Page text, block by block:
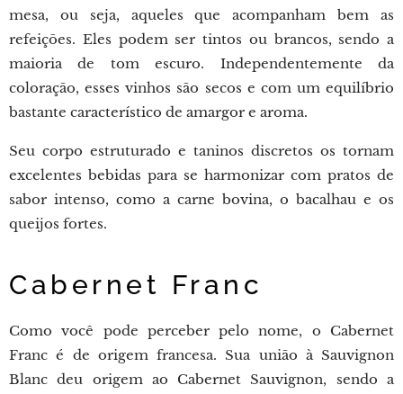
mesa, ou seja, aqueles que acompanham bem as
refeições. Eles podem ser tintos ou brancos, sendo a
maioria de tom escuro. Independentemente da
coloração, esses vinhos são secos e com um equilíbrio
bastante característico de amargor e aroma.
Seu corpo estruturado e taninos discretos os tornam
excelentes bebidas para se harmonizar com pratos de
sabor intenso, como a carne bovina, o bacalhau e os
queijos fortes.
Cabernet Franc
Como você pode perceber pelo nome, o Cabernet
Franc é de origem francesa. Sua união à Sauvignon
Blanc deu origem ao Cabernet Sauvignon, sendo a